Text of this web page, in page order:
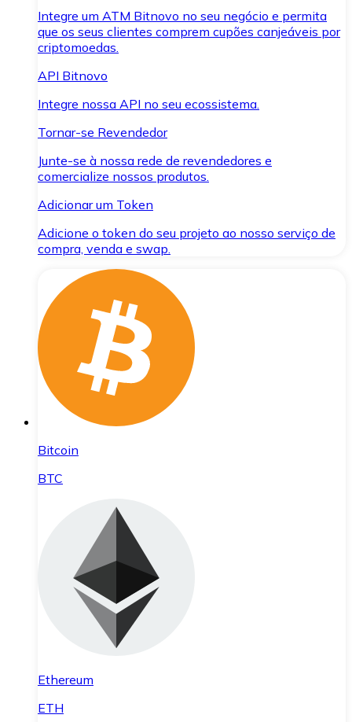
Integre um ATM Bitnovo no seu negócio e permita
que os seus clientes comprem cupões canjeáveis por
criptomoedas.
API Bitnovo
Integre nossa API no seu ecossistema.
Tornar-se Revendedor
Junte-se à nossa rede de revendedores e
comercialize nossos produtos.
Adicionar um Token
Adicione o token do seu projeto ao nosso serviço de
compra, venda e swap.
Bitcoin
BTC
Ethereum
ETH